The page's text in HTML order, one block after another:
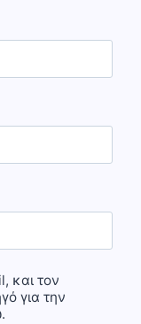
και τον
για την